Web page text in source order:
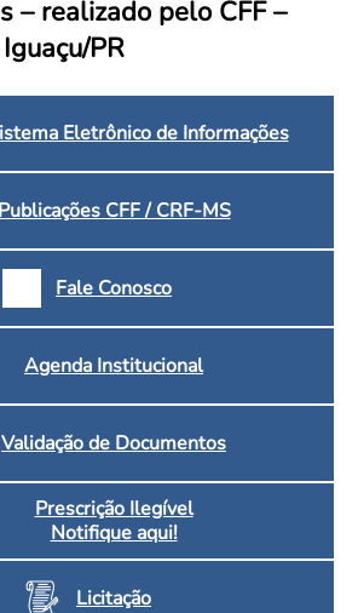
– Piso salarial Farmácias e Drogaria
e Estabelecimentos Inscritos no CRF/MS
– realizado pelo CFF –
PR
Eletrônico de Informações
Publicações CFF / CRF-MS
Fale Conosco
Agenda Institucional
Validação de Documentos
Prescrição Ilegível
Notifique aqui!
Licitação